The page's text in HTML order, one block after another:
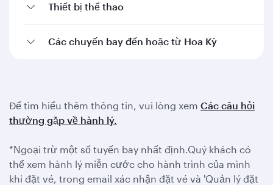
Thiết bị thể thao
Các chuyến bay đến hoặc từ Hoa Kỳ
Để tìm hiểu thêm thông tin, vui lòng xem Các câu hỏi
thường gặp về hành lý.
*Ngoại trừ một số tuyến bay nhất định.Quý khách có
thể xem hành lý miễn cước cho hành trình của mình
khi đặt vé, trong email xác nhận đặt vé và 'Quản lý đặt